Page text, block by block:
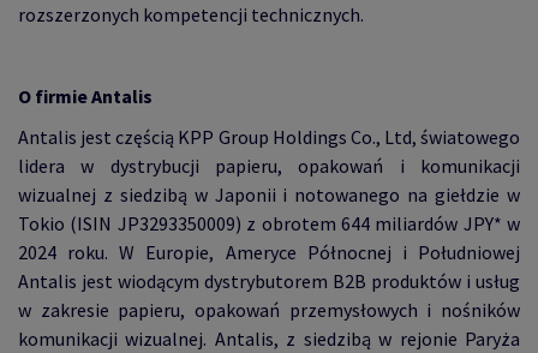
rozszerzonych kompetencji technicznych.
O firmie Antalis
Antalis jest częścią KPP Group Holdings Co., Ltd, światowego
lidera w dystrybucji papieru, opakowań i komunikacji
wizualnej z siedzibą w Japonii i notowanego na giełdzie w
Tokio (ISIN JP3293350009) z obrotem 644 miliardów JPY* w
2024 roku. W Europie, Ameryce Północnej i Południowej
Antalis jest wiodącym dystrybutorem B2B produktów i usług
w zakresie papieru, opakowań przemysłowych i nośników
komunikacji wizualnej. Antalis, z siedzibą w rejonie Paryża